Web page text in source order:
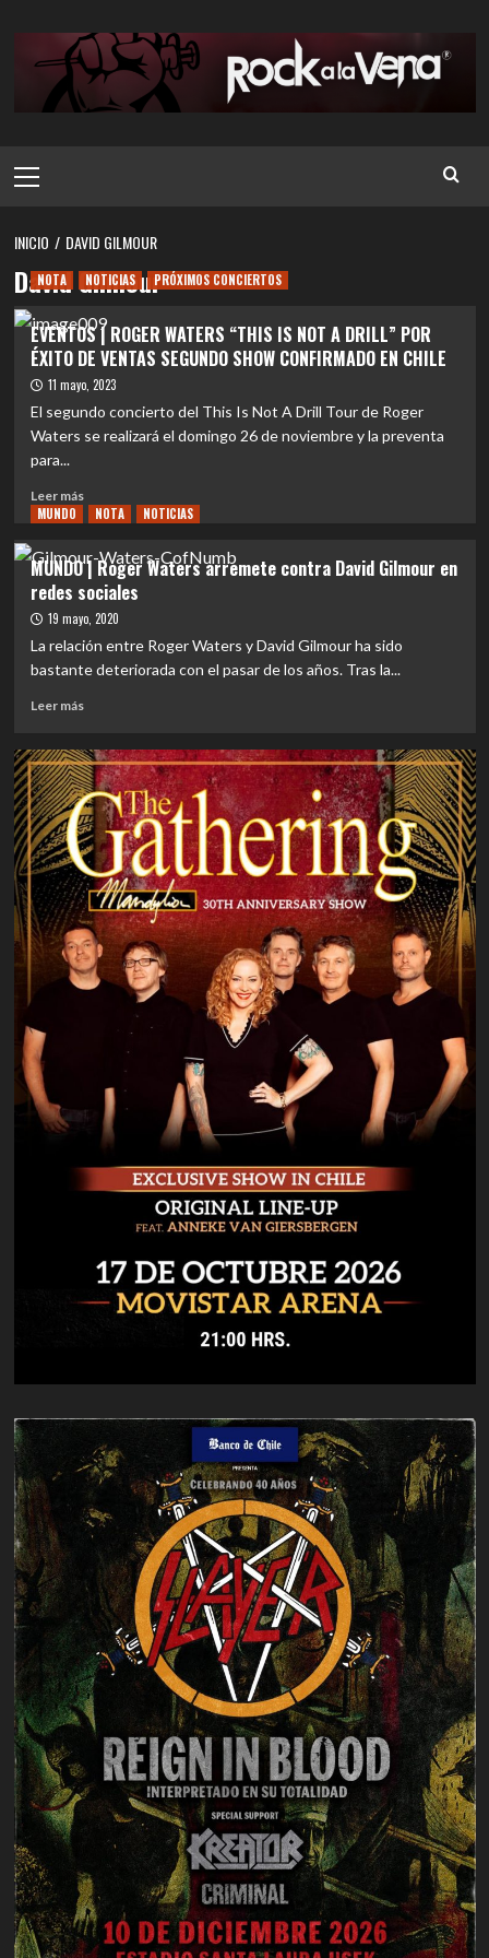
contenido
principal
INICIO DAVID GILMOUR
David Gilmour
NOTA NOTICIAS PRÓXIMOS CONCIERTOS
EVENTOS | ROGER WATERS “THIS IS NOT A DRILL” POR
ÉXITO DE VENTAS SEGUNDO SHOW CONFIRMADO EN CHILE
11 mayo, 2023
El segundo concierto del This Is Not A Drill Tour de Roger
Waters se realizará el domingo 26 de noviembre y la preventa
para...
Leer másLeer
más
EVENTOS
|
ROGER
WATERS
“THIS
NOT
A
ÉXITO
DE
VENTAS
SEGUNDO
SHOW
CONFIRMADO
EN
CHILE
MUNDO NOTA NOTICIAS
MUNDO | Roger Waters arremete contra David Gilmour en
redes sociales
19 mayo, 2020
La relación entre Roger Waters y David Gilmour ha sido
bastante deteriorada con el pasar de los años. Tras la...
Leer másLeer
MUNDO
|
Roger
Waters
arremete
contra
David
Gilmour
en
redes
sociales